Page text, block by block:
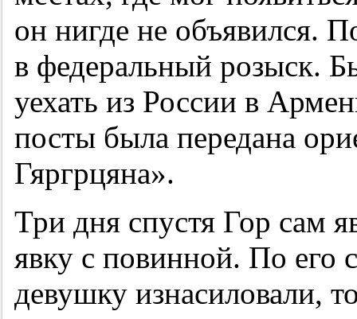
он нигде не объявился.
в федеральный розыск.
уехать из России в
посты была передана
Гяргрцяна».
Три дня спустя Гор сам
явку с повинной. По его
девушку изнасиловали,